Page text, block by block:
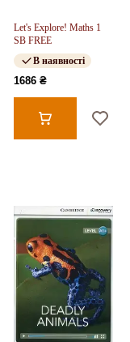
Let's Explore! Maths 1
SB FREE
В наявності
1686 ₴